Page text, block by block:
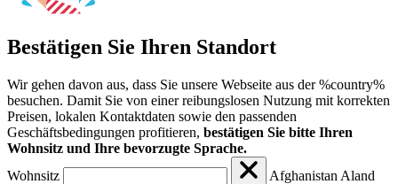
Bestätigen Sie Ihren Standort
Wir gehen davon aus, dass Sie unsere Webseite aus der %country%
besuchen. Damit Sie von einer reibungslosen Nutzung mit korrekten
Preisen, lokalen Kontaktdaten sowie den passenden
Geschäftsbedingungen profitieren, bestätigen Sie bitte Ihren
Wohnsitz und Ihre bevorzugte Sprache.
Wohnsitz
Afghanistan Aland